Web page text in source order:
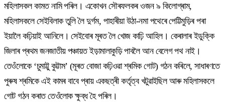
মহিলাসকল কামত নামি পৰিল। একোখন সৌৰফলকৰ ওজন ৯ কিলোগ্ৰাম,
মহিলাসকলে সেইবিলাক তুলি লৈ দুৰ্গম, পাহাৰীয়া উঠা-নমা পথেৰে পেট্টিমুড়িৰ পৰা
ইয়ালৈ কঢ়িয়াই আনিলে। সেইবোৰ মূৰত লৈ খোজ কাঢ়ি আহিল। কেৰালাৰ ইডুক্কি
জিলাৰ প্ৰথম জনজাতীয় পঞ্চায়ত ইড়ামালাকুড়ি পাবলৈ আন বেলেগ পথ নাই।
তেওঁলোকে ‘চুমাট্টু কুট্টাম’ (মূৰত বোজা কঢ়িওৱা শ্ৰমিক গোট) গঠন কৰিলে, সাধাৰণতে
পুৰুষ শ্ৰমিকে এই কামৰ বাবে প্ৰায় একছত্ৰী কৰ্তৃত্ব খটুৱাইছিল আৰু মহিলাসকলে
গোট গঠন কৰাত তেওঁলোক ক্ষুব্ধ হৈ পৰিল।